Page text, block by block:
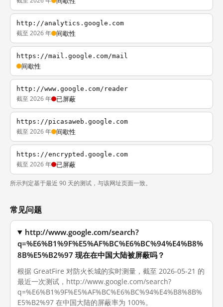
http://analytics.google.com
截至 2026 年 间歇性
https://mail.google.com/mail
间歇性
http://www.google.com/reader
截至 2026 年 已屏蔽
https://picasaweb.google.com
截至 2026 年 间歇性
https://encrypted.google.com
截至 2026 年 已屏蔽
所示判定基于最近 90 天的测试，与该网址页面一致。
常见问题
http://www.google.com/search?
q=%E6%B1%9F%E5%AF%BC%E6%BC%94%E4%B8%
8B%E5%B2%97 现在在中国大陆被屏蔽吗？
根据 GreatFire 对防火长城的实时测量，截至 2026-05-21 的
最近一次测试，http://www.google.com/search?
q=%E6%B1%9F%E5%AF%BC%E6%BC%94%E4%B8%8B%
E5%B2%97 在中国大陆的屏蔽率为 100%。